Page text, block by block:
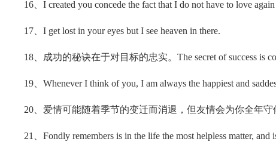
16、I created you concede the fact that I do not have to love
17、I get lost in your eyes but I see heaven in there.
18、成功的秘诀在于对目标的忠实。The secret of success is
19、Whenever I think of you, I am always the happiest and
20、爱情可能随着季节的变迁而消退，但友情会为你全年守候
21、Fondly remembers is in the life the most helpless matter, and